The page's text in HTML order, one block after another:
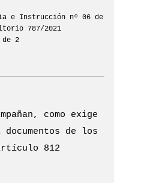
e Instrucción nº 06 de
787/2021
de 2
como exige
de los
812